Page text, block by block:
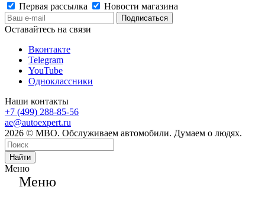
Первая рассылка
Новости магазина
Оставайтесь на связи
Вконтакте
Telegram
YouTube
Одноклассники
Наши контакты
+7 (499) 288-85-56
ae@autoexpert.ru
2026 © МВО. Обслуживаем автомобили. Думаем о людях.
Найти
Меню
Меню